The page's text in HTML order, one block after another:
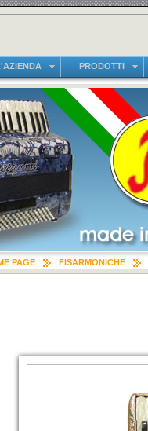
PRODOTTI
PAGE FISARMONICHE